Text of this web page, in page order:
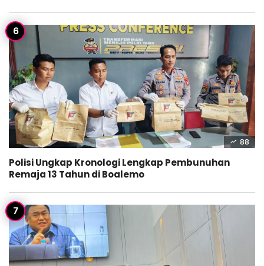
88
Polisi Ungkap Kronologi Lengkap Pembunuhan
Remaja 13 Tahun di Boalemo